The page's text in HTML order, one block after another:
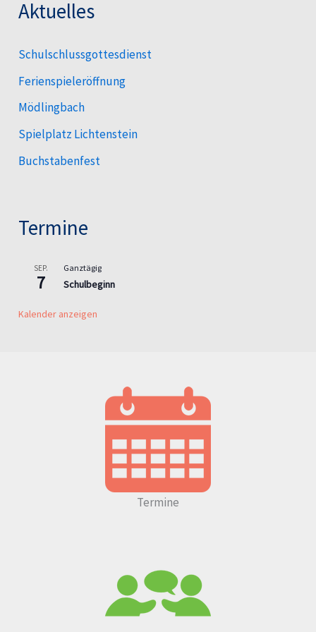
Aktuelles
Schulschlussgottesdienst
Ferienspieleröffnung
Mödlingbach
Spielplatz Lichtenstein
Buchstabenfest
Termine
SEP.
7
Ganztägig
Schulbeginn
Kalender anzeigen
Termine